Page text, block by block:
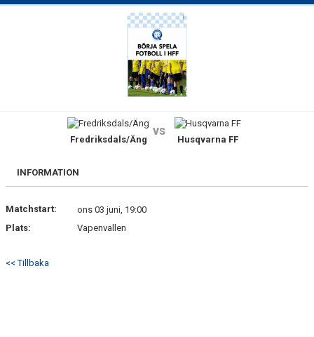
DOKUMENT
MATCHER
SPONSORHUSET
Fredriksdals/Äng
vs
Husqvarna FF
INFORMATION
Matchstart:
ons 03 juni, 19:00
Plats:
Vapenvallen
<< Tillbaka